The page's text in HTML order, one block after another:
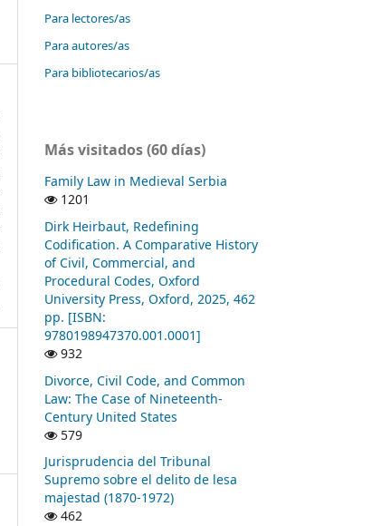
Para lectores/as
Para autores/as
Para bibliotecarios/as
Más visitados (60 días)
Family Law in Medieval Serbia
1201
Dirk Heirbaut, Redefining
Codification. A Comparative History
of Civil, Commercial, and
Procedural Codes, Oxford
University Press, Oxford, 2025, 462
pp. [ISBN:
9780198947370.001.0001]
932
Divorce, Civil Code, and Common
Law: The Case of Nineteenth-
Century United States
579
Jurisprudencia del Tribunal
Supremo sobre el delito de lesa
majestad (1870-1972)
462